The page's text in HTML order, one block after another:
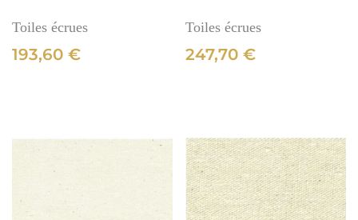
Toiles écrues
193,60 €
Toiles écrues
247,70€